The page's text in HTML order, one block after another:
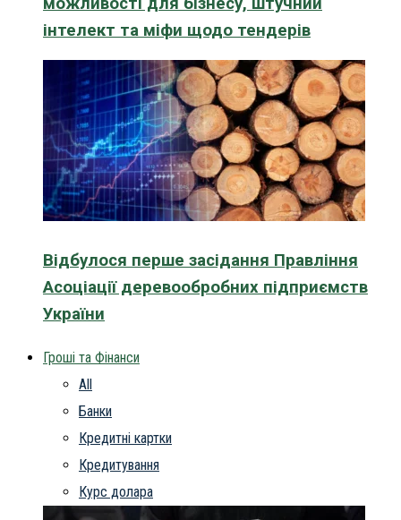
інтелект та міфи щодо тендерів
Відбулося перше засідання Правління
Асоціації деревообробних підприємств
України
Гроші та Фінанси
All
Банки
Кредитні картки
Кредитування
Курс долара